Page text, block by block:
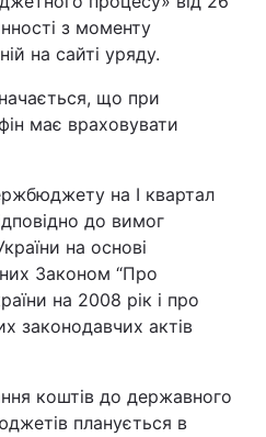
з моменту
на сайті уряду.
що при
має враховувати
на I квартал
до вимог
на основі
Законом “Про
на 2008 рік і про
законодавчих актів
коштів до державного
планується в